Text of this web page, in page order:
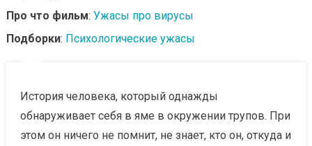
Про что фильм: Ужасы про вирусы
Подборки: Психологические ужасы
История человека, который однажды
обнаруживает себя в яме в окружении трупов. При
этом он ничего не помнит, не знает, кто он, откуда и